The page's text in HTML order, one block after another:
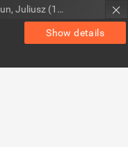
Show details
Braun, Juliusz (1948- ). Red.